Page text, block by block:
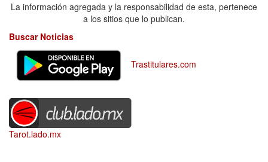
La información agregada y la responsabilidad de esta, pertenece
a los sitios que lo publican.
Buscar Noticias
Trastitulares.com
Tarot.lado.mx